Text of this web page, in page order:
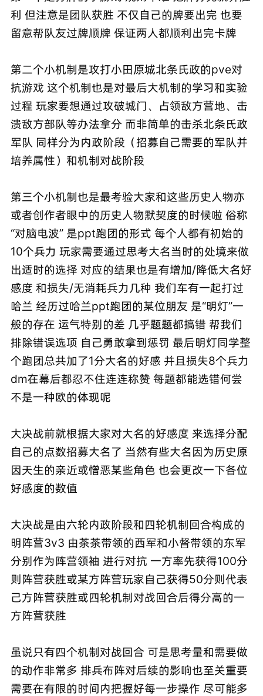
利 但注意是团队获胜 不仅自己的牌要出完 也要
留意帮队友过牌顺牌 保证两人都顺利出完卡牌
第二个小机制是攻打小田原城北条氏政的pve对
抗游戏 这个机制也是对最后大机制的学习和实验
过程 玩家要想通过攻破城门、占领敌方营地、击
溃敌方部队等办法拿分 而非简单的击杀北条氏政
军队 同样分为内政阶段（招募自己需要的军队并
培养属性）和机制对战阶段
第三个小机制也是最考验大家和这些历史人物亦
或者创作者眼中的历史人物默契度的时候啦 俗称
“对脑电波” 是ppt跑团的形式 每个人都有初始的
10个兵力 玩家需要通过思考大名当时的处境来做
出适时的选择 对应的结果也是有增加/降低大名好
感度 和损失/无消耗兵力几种 我们车有一起打过
哈兰 经历过哈兰ppt跑团的某位朋友 是“明灯”一
般的存在 运气特别的差 几乎题题都搞错 帮我们
排除错误选项 自己勇敢拿到惩罚 最后明灯同学整
个跑团总共加了1分大名的好感 并且损失8个兵力
dm在幕后都忍不住连连称赞 每题都能选错何尝
不是一种欧的体现呢
大决战前就根据大家对大名的好感度 来选择分配
自己的点数招募大名了 当然有些大名因为历史原
因天生的亲近或憎恶某些角色 也会更改一下各位
好感度的数值
大决战是由六轮内政阶段和四轮机制回合构成的
明阵营3v3 由茶茶带领的西军和小督带领的东军
分别作为阵营领袖 进行对抗 一方率先获得100分
则阵营获胜或某方阵营玩家自己获得50分则代表
己方阵营获胜或四轮机制对战回合后得分高的一
方阵营获胜
虽说只有四个机制对战回合 可是思考量和需要做
的动作非常多 排兵布阵对后续的影响也至关重要
需要在有限的时间内把握好每一步操作 尽可能多